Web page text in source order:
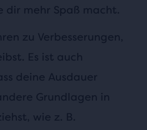
dir mehr Spaß macht.
zu Verbesserungen,
Es ist auch
deine Ausdauer
Grundlagen in
wie z. B.